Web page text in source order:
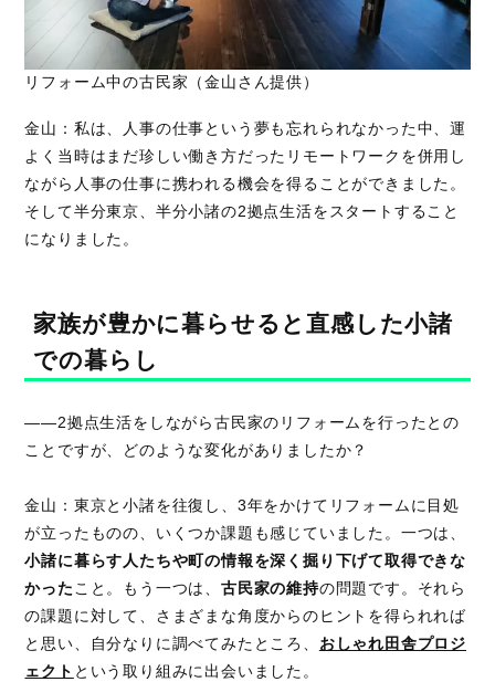
リフォーム中の古民家（金山さん提供）
金山：私は、人事の仕事という夢も忘れられなかった中、運
よく当時はまだ珍しい働き方だったリモートワークを併用し
ながら人事の仕事に携われる機会を得ることができました。
そして半分東京、半分小諸の2拠点生活をスタートすること
になりました。
家族が豊かに暮らせると直感した小諸
での暮らし
――2拠点生活をしながら古民家のリフォームを行ったとの
ことですが、どのような変化がありましたか？
金山：東京と小諸を往復し、3年をかけてリフォームに目処
が立ったものの、いくつか課題も感じていました。一つは、
小諸に暮らす人たちや町の情報を深く掘り下げて取得できな
かった こと。もう一つは、古民家の維持の問題です。それら
の課題に対して、さまざまな角度からのヒントを得られれば
と思い、自分なりに調べてみたところ、 おしゃれ田舎プロジ
ェクト という取り組みに出会いました。